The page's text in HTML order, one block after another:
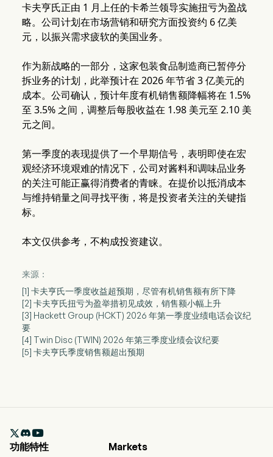
卡夫亨氏正由 1 月上任的卡希兰领导实施扭亏为盈战
略。公司计划在市场营销和研究方面投资约 6 亿美
元，以振兴需求疲软的美国业务。
作为新战略的一部分，这家包装食品制造商已暂停分
拆业务的计划，此举预计在 2026 年节省 3 亿美元的
成本。公司确认，预计年度有机销售额降幅将在 1.5%
至 3.5% 之间，调整后每股收益在 1.98 美元至 2.10 美
元之间。
第一季度的表现提供了一个早期信号，表明即使在宏
观经济环境艰难的情况下，公司对酱料和调味品业务
的关注可能正赢得消费者的青睐。在提价以抵消成本
与维持销量之间寻找平衡，将是投资者关注的关键指
标。
本文仅供参考，不构成投资建议。
来源：
[1] 卡夫亨氏一季度收益超预期，尽管有机销售额有所下降
[2] 卡夫亨氏扭亏为盈举措初见成效，销售额小幅上升
[3] Hackett Group (HCKT) 2026 年第一季度业绩电话会议纪
要
[4] Twin Disc (TWIN) 2026 年第三季度业绩会议纪要
[5] 卡夫亨氏季度销售额超出预期

功能特性
Markets